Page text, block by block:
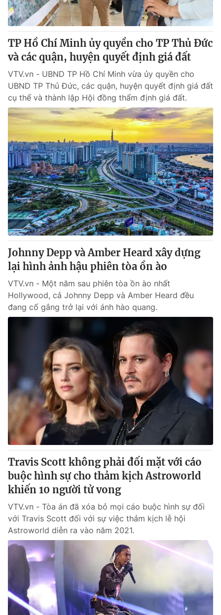
Tư vấn
Chuyên mục khác
Emagazine Podcast
Photo Infographic
Video Shorts video
VTV Money VTV Thể thao
VTV Sức khoẻ Bất động sản
Thị trường 24h Tấm lòng Việt
VTV4 Vươn mình bằng AI
VTV9 VTV8
Liên hệ tòa soạn
Theo dõi báo trên
Cơ quan chủ quản:Đài Truyền hình Việt Nam
Cơ quan báo chí:Thời báo VTV
Giấy phép hoạt động báo in và báo điện tử số 483/GP-BTTTT
cấp ngày 29/12/2023
Tổng Biên tập:
Vũ Thanh Thủy
Phó Tổng Biên tập:Nguyễn Thị Mỹ Hạnh, Phạm Quốc Thắng,
Nguyễn Trọng Ninh
Tổng đài VTV:024.38 355 931 - 024.38 355 932
Ðiện thoại Thời báo VTV:024.66 897 897
toasoan@vtv.vn
Liên hệ quảng cáo:024-7300.7108
TP Hồ Chí Minh ủy quyền cho TP Thủ Đức
và các quận, huyện quyết định giá đất
VTV.vn - UBND TP Hồ Chí Minh vừa ủy quyền cho
UBND TP Thủ Đức, các quận, huyện quyết định giá đất
cụ thể và thành lập Hội đồng thẩm định giá đất.
Johnny Depp và Amber Heard xây dựng
lại hình ảnh hậu phiên tòa ồn ào
VTV.vn - Một năm sau phiên tòa ồn ào nhất
Hollywood, cả Johnny Depp và Amber Heard đều
đang cố gắng trở lại với ánh hào quang.
Travis Scott không phải đối mặt với cáo
buộc hình sự cho thảm kịch Astroworld
khiến 10 người tử vong
VTV.vn - Tòa án đã xóa bỏ mọi cáo buộc hình sự đối
với Travis Scott đối với sự việc thảm kịch lễ hội
Astroworld diễn ra vào năm 2021.